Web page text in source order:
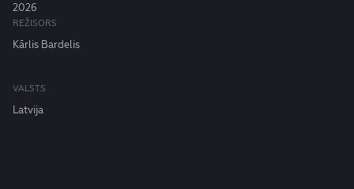
2026
REŽISORS
Kārlis Bardelis
VALSTS
Latvija